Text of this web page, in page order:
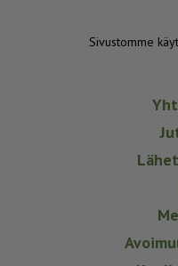
Sivustomme